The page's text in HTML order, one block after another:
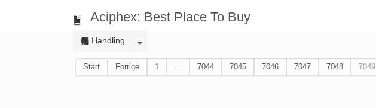
Aciphex: Best Place To Buy
Handling
Start Forrige 1 ... 7044 7045 7046 7047 7048 7049